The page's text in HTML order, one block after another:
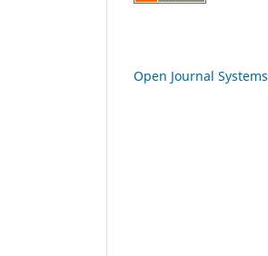
Open Journal Systems